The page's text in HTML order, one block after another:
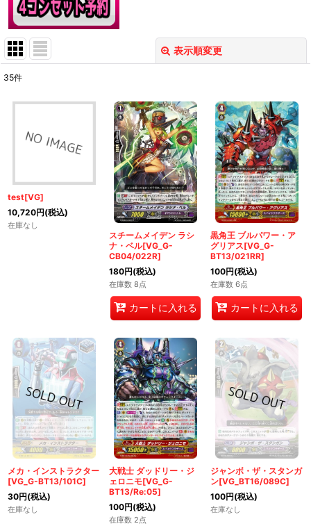
表示順変更
絞り込む
35件
test[VG]
10,720円(税込)
在庫なし
スチームメイデン ラシ
ナ・ベル[VG_G-
CB04/022R]
180円(税込)
在庫数 8点
カートに入れる
黒角王 ブルパワー・ア
グリアス[VG_G-
BT13/021RR]
100円(税込)
在庫数 6点
カートに入れる
メカ・インストラクター
[VG_G-BT13/101C]
30円(税込)
在庫なし
大戦士 ダッドリー・ジ
ェロニモ[VG_G-
BT13/Re:05]
100円(税込)
在庫数 2点
ジャンボ・ザ・スタンガ
ン[VG_BT16/089C]
100円(税込)
在庫なし